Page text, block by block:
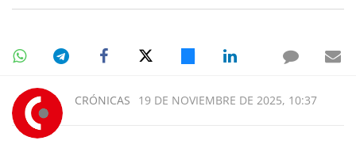
CRÓNICAS 19 DE NOVIEMBRE DE 2025, 10:37